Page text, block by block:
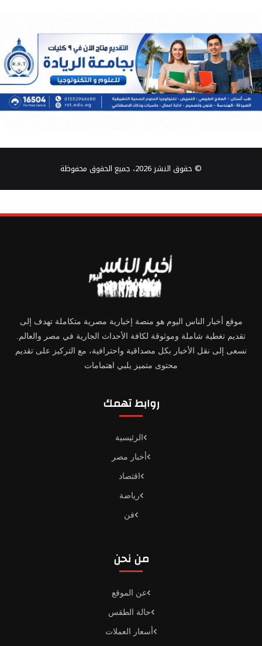
© حقوق النشر 2026، جميع الحقوق محفوظة
موقع أخبار الناس اليوم هو منصة إخبارية مصرية متكاملة تهدف إلى
تقديم تغطية شاملة وموثوقة لكافة الأحداث الجارية في مصر والعالم.
نسعى إلى نقل الأخبار بكل مصداقية واحترافية، مع التركيز على تقديم
محتوى متميز يلبي اهتمامات
روابط تهمك
الرئيسية
أخبار مصر
اقتصاد
رياضة
فن
من نحن
عن الموقع
حالة الطقس
أسعار العملات